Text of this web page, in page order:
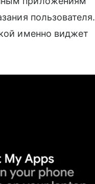
пользователя.
именно виджет